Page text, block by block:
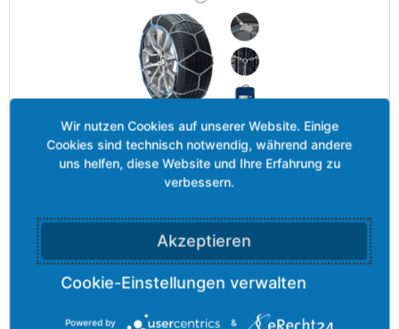
Grizzly-PRO COMPACT 090 - 9,00 mm
bewältigen Sie auch extreme Situationen.
Inhalt3.3 Kilogramm
73,78 €
Merken
Akzeptieren
Powered by &